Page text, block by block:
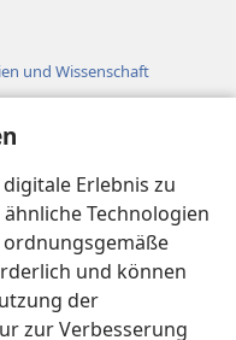
Erlebnis zu
Technologien
ordnungsgemäße
und können
der
zur Verbesserung
und Wissenschaft